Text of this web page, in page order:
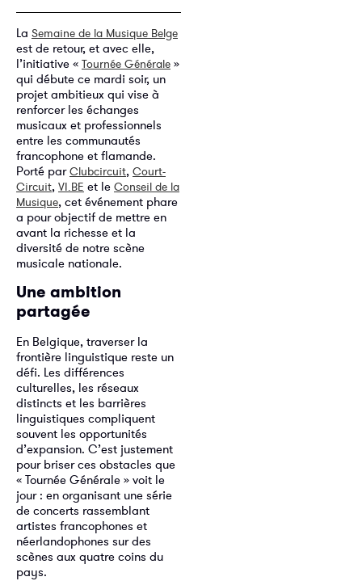
La Semaine de la Musique Belge
est de retour, et avec elle,
l’initiative « Tournée Générale »
qui débute ce mardi soir, un
projet ambitieux qui vise à
renforcer les échanges
musicaux et professionnels
entre les communautés
francophone et flamande.
Porté parClubcircuit, Court-
Circuit, VI.BE et le Conseil de la
Musique, cet événement phare
a pour objectif de mettre en
avant la richesse et la
diversité de notre scène
musicale nationale.
Une ambition
partagée
En Belgique, traverser la
frontière linguistique reste un
défi. Les différences
culturelles, les réseaux
distincts et les barrières
linguistiques compliquent
souvent les opportunités
d’expansion. C’est justement
pour briser ces obstacles que
« Tournée Générale » voit le
jour : en organisant une série
de concerts rassemblant
artistes francophones et
néerlandophones sur des
scènes aux quatre coins du
pays.